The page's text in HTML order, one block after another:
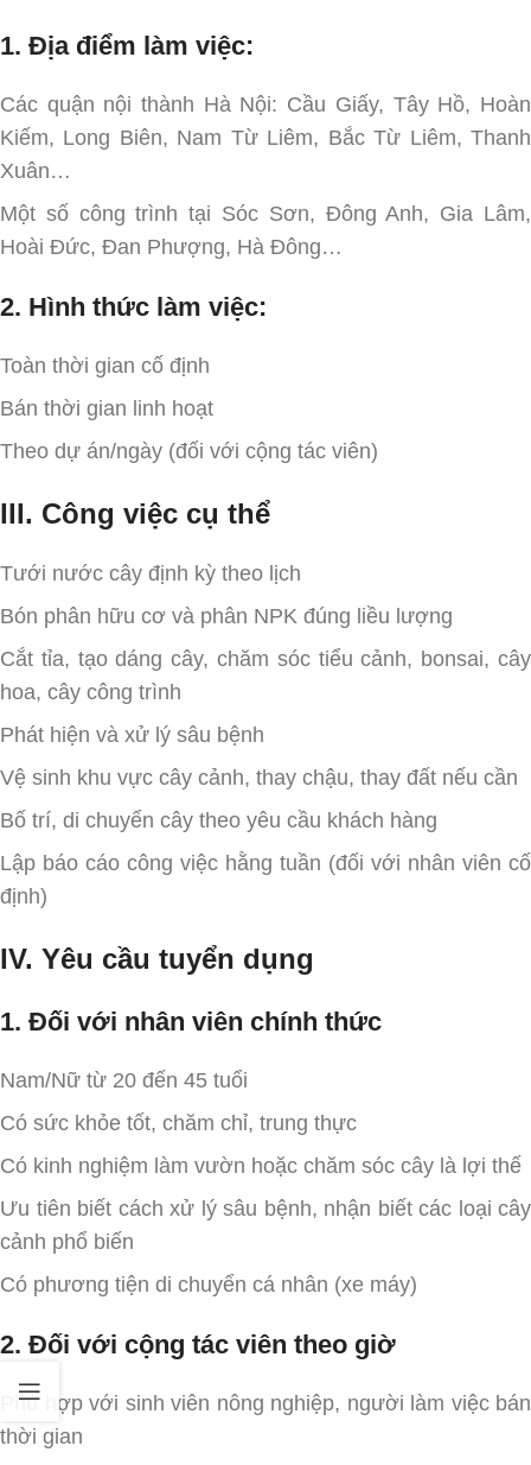
1. Địa điểm làm việc:
Các quận nội thành Hà Nội: Cầu Giấy, Tây Hồ, Hoàn
Kiếm, Long Biên, Nam Từ Liêm, Bắc Từ Liêm, Thanh
Xuân…
Một số công trình tại Sóc Sơn, Đông Anh, Gia Lâm,
Hoài Đức, Đan Phượng, Hà Đông…
2. Hình thức làm việc:
Toàn thời gian cố định
Bán thời gian linh hoạt
Theo dự án/ngày (đối với cộng tác viên)
III. Công việc cụ thể
Tưới nước cây định kỳ theo lịch
Bón phân hữu cơ và phân NPK đúng liều lượng
Cắt tỉa, tạo dáng cây, chăm sóc tiểu cảnh, bonsai, cây
hoa, cây công trình
Phát hiện và xử lý sâu bệnh
Vệ sinh khu vực cây cảnh, thay chậu, thay đất nếu cần
Bố trí, di chuyển cây theo yêu cầu khách hàng
Lập báo cáo công việc hằng tuần (đối với nhân viên cố
định)
IV. Yêu cầu tuyển dụng
1. Đối với nhân viên chính thức
Nam/Nữ từ 20 đến 45 tuổi
Có sức khỏe tốt, chăm chỉ, trung thực
Có kinh nghiệm làm vườn hoặc chăm sóc cây là lợi thế
Ưu tiên biết cách xử lý sâu bệnh, nhận biết các loại cây
cảnh phổ biến
Có phương tiện di chuyển cá nhân (xe máy)
2. Đối với cộng tác viên theo giờ
Phù hợp với sinh viên nông nghiệp, người làm việc bán
thời gian